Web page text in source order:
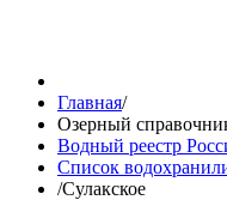
Главная/
Озерный
Водный реестр
Список
/Сулакское